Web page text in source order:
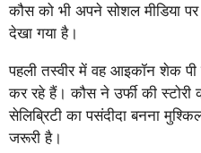
कौस को भी अपने सोशल मीडिया
देखा गया है।
पहली तस्वीर में वह आइकॉन शेक पी
कर रहे हैं। कौस ने उर्फी की स्टोरी
सेलिब्रिटी का पसंदीदा बनना
जरूरी है।